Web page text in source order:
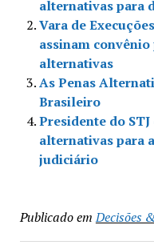
alternativas para
Vara de
assinam
alternativas
As Penas
Brasileiro
Presidente do
alternativas para
judiciário
Publicado em Decisões